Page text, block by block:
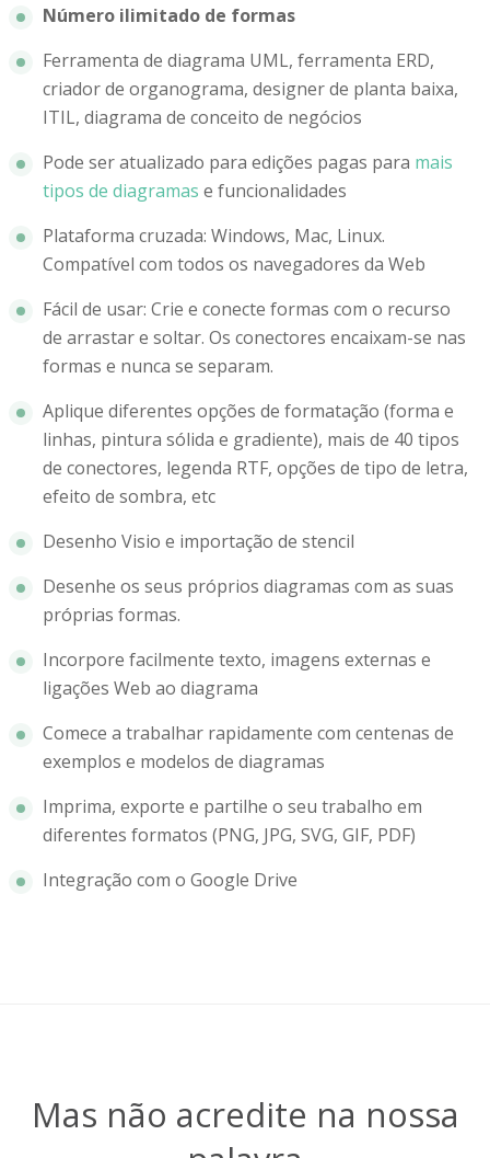
Número ilimitado de formas
Ferramenta de diagrama UML, ferramenta ERD,
criador de organograma, designer de planta baixa,
ITIL, diagrama de conceito de negócios
Pode ser atualizado para edições pagas para mais
tipos de diagramas e funcionalidades
Plataforma cruzada: Windows, Mac, Linux.
Compatível com todos os navegadores da Web
Fácil de usar: Crie e conecte formas com o recurso
de arrastar e soltar. Os conectores encaixam-se nas
formas e nunca se separam.
Aplique diferentes opções de formatação (forma e
linhas, pintura sólida e gradiente), mais de 40 tipos
de conectores, legenda RTF, opções de tipo de letra,
efeito de sombra, etc
Desenho Visio e importação de stencil
Desenhe os seus próprios diagramas com as suas
próprias formas.
Incorpore facilmente texto, imagens externas e
ligações Web ao diagrama
Comece a trabalhar rapidamente com centenas de
exemplos e modelos de diagramas
Imprima, exporte e partilhe o seu trabalho em
diferentes formatos (PNG, JPG, SVG, GIF, PDF)
Integração com o Google Drive
Mas não acredite na nossa